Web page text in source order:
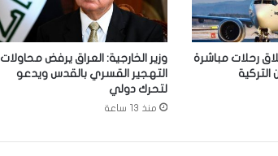
ي
ي
ش
ف
12 آب.. إطلاق رحلات مباشرة
وزير الخارجية: العراق يرفض محاولات
التهجير القسري بالقدس ويدعو
لتحرك دولي
منذ 13 ساعة